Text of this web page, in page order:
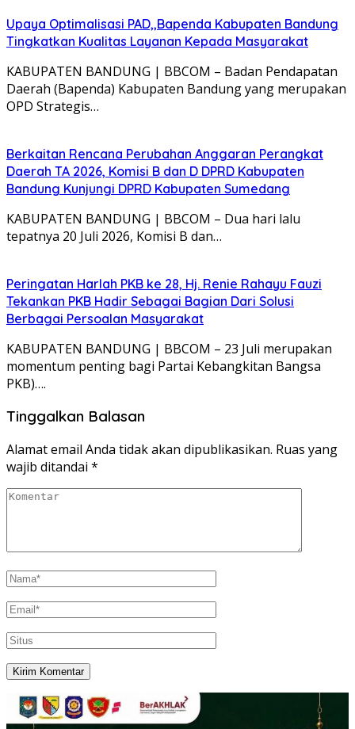
Upaya Optimalisasi PAD,,Bapenda Kabupaten Bandung
Tingkatkan Kualitas Layanan Kepada Masyarakat
KABUPATEN BANDUNG | BBCOM – Badan Pendapatan
Daerah (Bapenda) Kabupaten Bandung yang merupakan
OPD Strategis…
Berkaitan Rencana Perubahan Anggaran Perangkat
Daerah TA 2026, Komisi B dan D DPRD Kabupaten
Bandung Kunjungi DPRD Kabupaten Sumedang
KABUPATEN BANDUNG | BBCOM – Dua hari lalu
tepatnya 20 Juli 2026, Komisi B dan…
Peringatan Harlah PKB ke 28, Hj. Renie Rahayu Fauzi
Tekankan PKB Hadir Sebagai Bagian Dari Solusi
Berbagai Persoalan Masyarakat
KABUPATEN BANDUNG | BBCOM – 23 Juli merupakan
momentum penting bagi Partai Kebangkitan Bangsa
PKB)….
Tinggalkan Balasan
Alamat email Anda tidak akan dipublikasikan. Ruas yang
wajib ditandai *